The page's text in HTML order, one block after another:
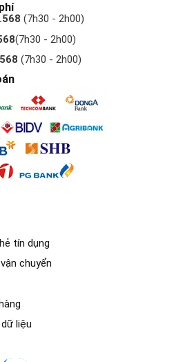
(7h30 - 2h00)
(7h30 - 2h00)
(7h30 - 2h00)
tín dụng
chuyển
liệu